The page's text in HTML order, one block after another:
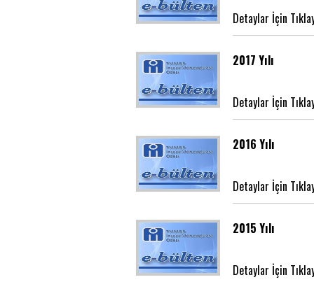
Detaylar İçin
2017 Yılı
Detaylar İçin
2016 Yılı
Detaylar İçin
2015 Yılı
Detaylar İçin